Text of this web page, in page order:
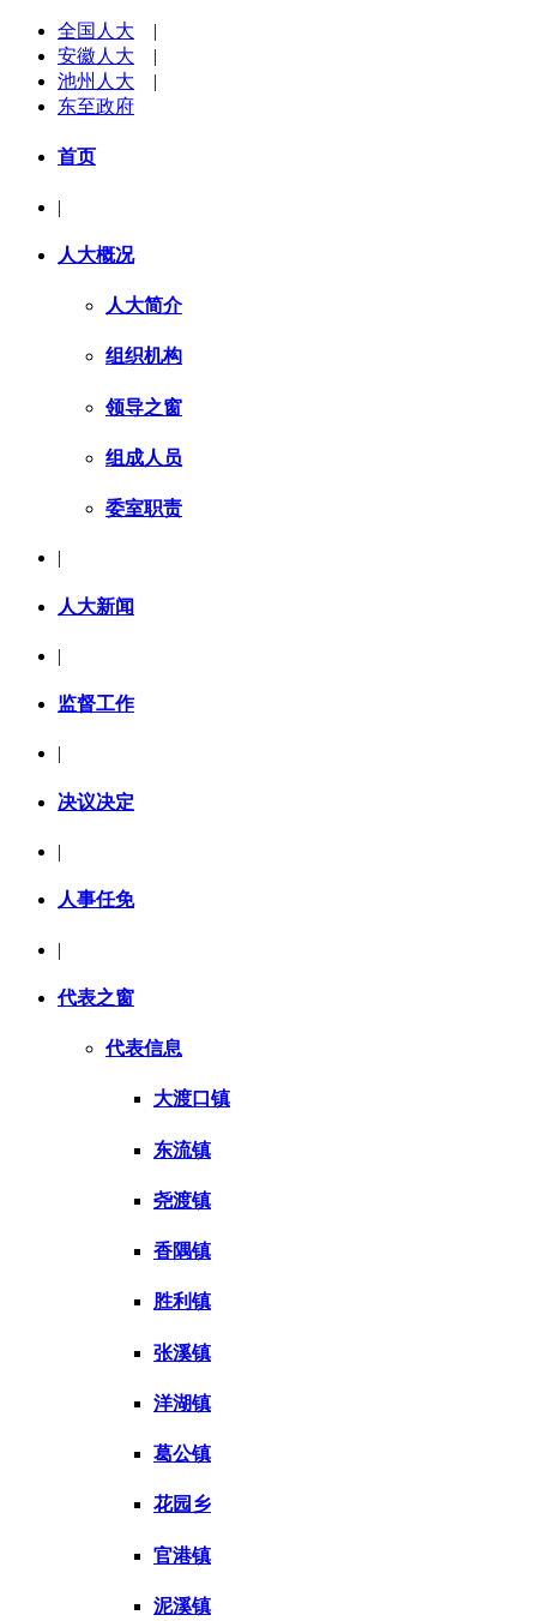
全国人大 |
安徽人大 |
池州人大 |
东至政府
首页
|
人大概况
人大简介
组织机构
领导之窗
组成人员
委室职责
|
人大新闻
|
监督工作
决议决定
|
人事任免
|
代表之窗
代表信息
大渡口镇
东流镇
尧渡镇
香隅镇
胜利镇
张溪镇
洋湖镇
葛公镇
花园乡
官港镇
泥溪镇